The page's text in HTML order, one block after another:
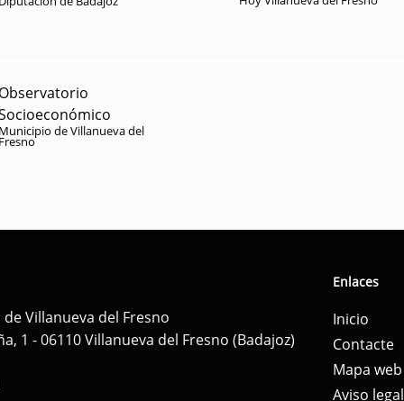
Observatorio
Municipio de Villanueva del
Fresno
Villanueva del Fresno
1 - 06110 Villanueva del Fresno (Badajoz)
Enlaces
Inicio
Contacte
Mapa web
Aviso legal